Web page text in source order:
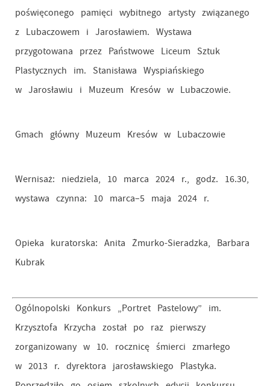
poświęconego pamięci wybitnego artysty związanego
z Lubaczowem i Jarosławiem. Wystawa
przygotowana przez Państwowe Liceum Sztuk
Plastycznych im. Stanisława Wyspiańskiego
w Jarosławiu i Muzeum Kresów w Lubaczowie.
Gmach główny Muzeum Kresów w Lubaczowie
Wernisaż: niedziela, 10 marca 2024 r., godz. 16.30,
wystawa czynna: 10 marca–5 maja 2024 r.
Opieka kuratorska: Anita Żmurko-Sieradzka, Barbara
Kubrak
Ogólnopolski Konkurs „Portret Pastelowy” im.
Krzysztofa Krzycha został po raz pierwszy
zorganizowany w 10. rocznicę śmierci zmarłego
w 2013 r. dyrektora jarosławskiego Plastyka.